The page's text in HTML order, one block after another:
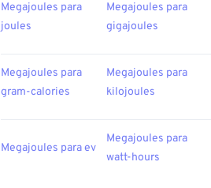
Megajoules para
joules
Megajoules para
gigajoules
Megajoules para
gram-calories
Megajoules para
kilojoules
Megajoules para ev
Megajoules para
watt-hours